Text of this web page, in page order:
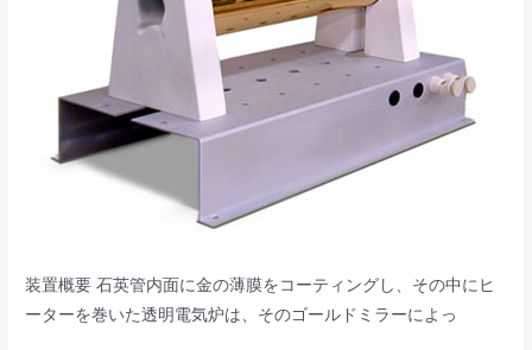
装置概要 石英管内面に金の薄膜をコーティングし、その中にヒ
ーターを巻いた透明電気炉は、そのゴールドミラーによっ